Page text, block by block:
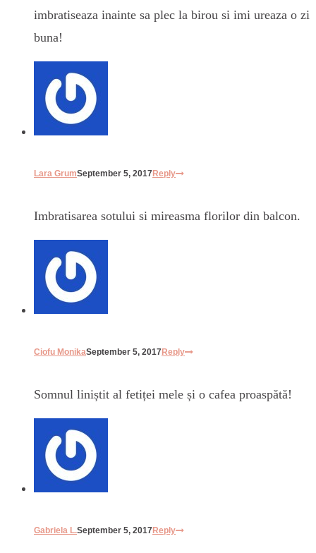
imbratiseaza inainte sa plec la birou si imi ureaza o zi
buna!
Lara GrumSeptember 5, 2017Reply
Imbratisarea sotului si mireasma florilor din balcon.
Ciofu MonikaSeptember 5, 2017Reply
Somnul liniștit al fetiței mele și o cafea proaspătă!
Gabriela L.September 5, 2017Reply